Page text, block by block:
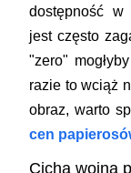
dostępność w
jest często
"zero"
razie to wciąż
obraz, warto
cen
Cicha wojna